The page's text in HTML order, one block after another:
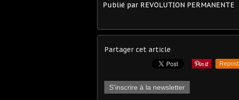
Publié par REVOLUTION PERMANENTE
Partager cet article
Repost
S'inscrire à la newsletter